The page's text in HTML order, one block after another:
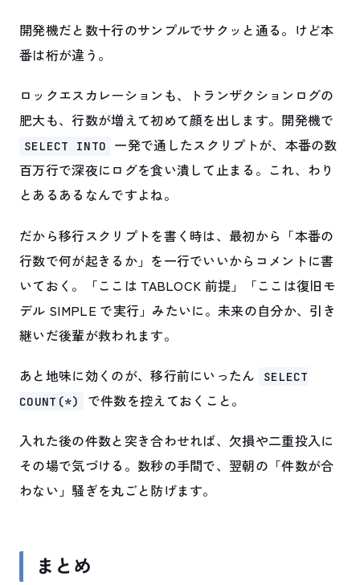
開発機だと数十行のサンプルでサクッと通る。けど本
番は桁が違う。
ロックエスカレーションも、トランザクションログの
肥大も、行数が増えて初めて顔を出します。開発機で
SELECT INTO
一発で通したスクリプトが、本番の数
百万行で深夜にログを食い潰して止まる。これ、わり
とあるあるなんですよね。
だから移行スクリプトを書く時は、最初から「本番の
行数で何が起きるか」を一行でいいからコメントに書
いておく。「ここは TABLOCK 前提」「ここは復旧モ
デル SIMPLE で実行」みたいに。未来の自分か、引き
継いだ後輩が救われます。
あと地味に効くのが、移行前にいったん
SELECT
COUNT(*)
で件数を控えておくこと。
入れた後の件数と突き合わせれば、欠損や二重投入に
その場で気づける。数秒の手間で、翌朝の「件数が合
わない」騒ぎを丸ごと防げます。
まとめ